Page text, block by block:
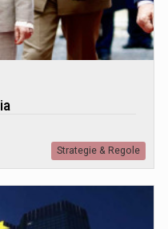
Strategie & Regole